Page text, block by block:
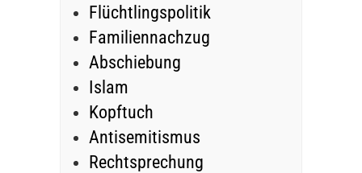
Flüchtlingspolitik
Familiennachzug
Abschiebung
Islam
Kopftuch
Antisemitismus
Rechtsprechung